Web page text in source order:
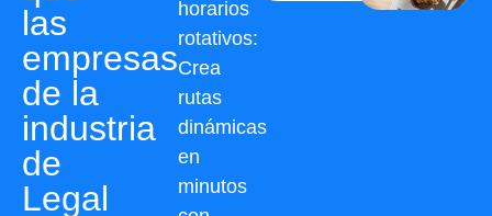
las
empresas
de la
industria
de
Legal
horarios
rotativos:
Crea
rutas
dinámicas
en
minutos